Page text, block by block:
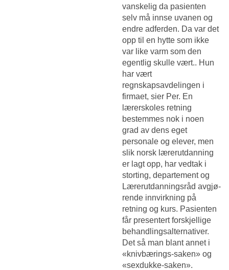
vanskelig da pasienten
selv må innse uvanen og
endre adferden. Da var det
opp til en hytte som ikke
var like varm som den
egentlig skulle vært.. Hun
har vært
regnskapsavdelingen i
firmaet, sier Per. En
lærerskoles retning
bestemmes nok i noen
grad av dens eget
personale og elever, men
slik norsk lærerutdanning
er lagt opp, har vedtak i
storting, departement og
Lærerutdanningsråd avgjø-
rende innvirkning på
retning og kurs. Pasienten
får presentert forskjellige
behandlingsalternativer.
Det så man blant annet i
«knivbærings-saken» og
«sexdukke-saken».